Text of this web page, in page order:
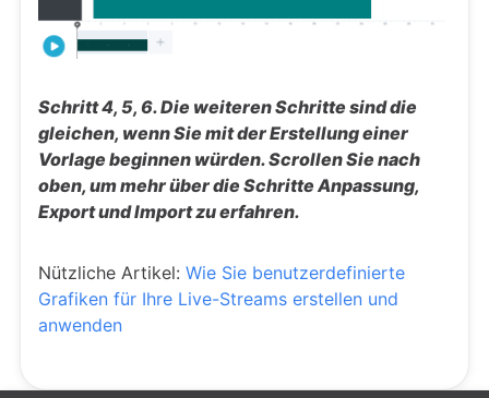
Schritt 4, 5, 6. Die weiteren Schritte sind die
gleichen, wenn Sie mit der Erstellung einer
Vorlage beginnen würden. Scrollen Sie nach
oben, um mehr über die Schritte Anpassung,
Export und Import zu erfahren.
Nützliche Artikel: Wie Sie benutzerdefinierte
Grafiken für Ihre Live-Streams erstellen und
anwenden